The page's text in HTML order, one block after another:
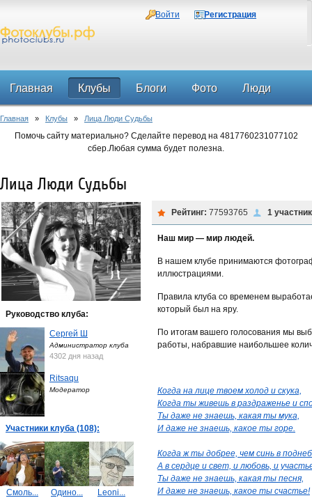
Войти Регистрация
Главная Клубы Блоги Фото Люди
Форум
Главная » Клубы » Лица Люди Судьбы
Помочь сайту материально? Сделайте перевод на 4817760231077102
сбер.Любая сумма будет полезна.
Лица Люди Судьбы
Руководство клуба:
Сергей Ш
Администратор клуба
4302 дня назад
Ritsaqu
Модератор
Участники клуба (108):
Смоль... Одино... Leoni...
Рейтинг: 77593765 1
Наш мир — мир людей.
В нашем клубе принимаются
иллюстрациями.
Правила клуба со временем
который был на яру.
По итогам вашего голосования мы
работы, набравшие наибольшее
Когда на лице твоем холод и скука,
Когда ты живешь в раздраженье и
Ты даже не знаешь, какая ты мука,
И даже не знаешь, какое ты горе.
Когда ж ты добрее, чем синь в
А в сердце и свет, и любовь, и
Ты даже не знаешь, какая ты песня,
И даже не знаешь, какое ты счастье!